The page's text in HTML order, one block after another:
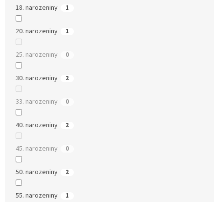
18. narozeniny 1
20. narozeniny 1
25. narozeniny 0
30. narozeniny 2
33. narozeniny 0
40. narozeniny 2
45. narozeniny 0
50. narozeniny 2
55. narozeniny 1